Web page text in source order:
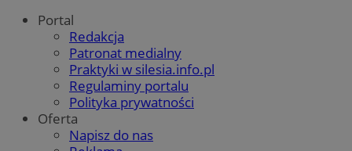
Portal
Redakcja
Patronat medialny
Praktyki w silesia.info.pl
Regulaminy portalu
Polityka prywatności
Oferta
Napisz do nas